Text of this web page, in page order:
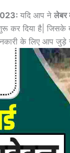
यदि आप ने लेबर
दिया है| जिसके
के लिए आप जुड़े